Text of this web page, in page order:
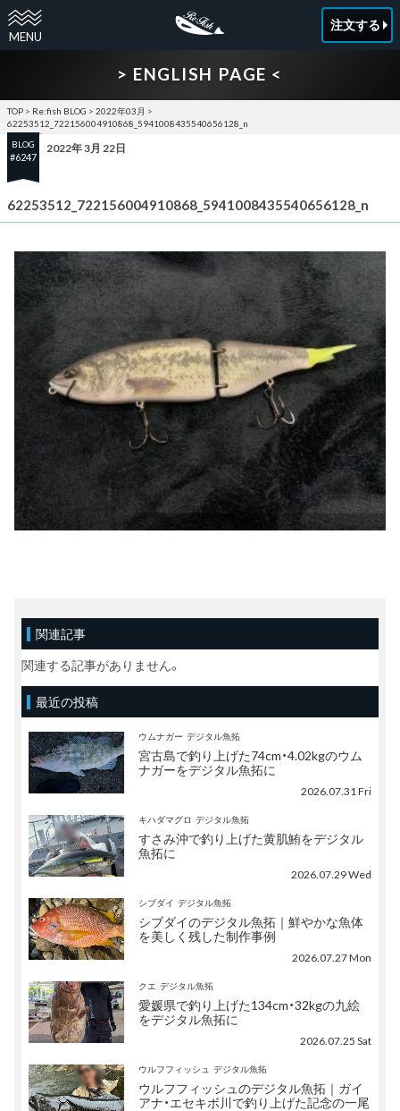
注文する
> ENGLISH PAGE <
TOP > Re:fish BLOG > 2022年03月 >
62253512_722156004910868_5941008435540656128_n
BLOG
#6247
2022年 3月 22日
62253512_722156004910868_5941008435540656128_n
関連記事
関連する記事がありません。
最近の投稿
ウムナガー デジタル魚拓
宮古島で釣り上げた74cm・4.02kgのウム
ナガーをデジタル魚拓に
2026.07.31 Fri
キハダマグロ デジタル魚拓
すさみ沖で釣り上げた黄肌鮪をデジタル
魚拓に
2026.07.29 Wed
シブダイ デジタル魚拓
シブダイのデジタル魚拓｜鮮やかな魚体
を美しく残した制作事例
2026.07.27 Mon
クエ デジタル魚拓
愛媛県で釣り上げた134cm・32kgの九絵
をデジタル魚拓に
2026.07.25 Sat
ウルフフィッシュ デジタル魚拓
ウルフフィッシュのデジタル魚拓｜ガイ
アナ・エセキボ川で釣り上げた記念の一尾